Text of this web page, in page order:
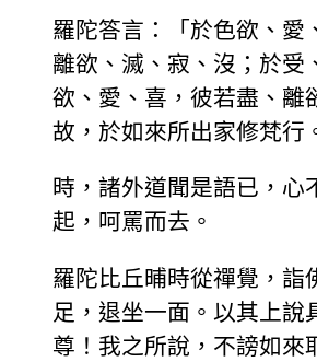
羅陀答言：「於色欲、愛
離欲、滅、寂、沒；於受
欲、愛、喜，彼若盡、離
故，於如來所出家修梵行
時，諸外道聞是語已，心
起，呵罵而去。
羅陀比丘晡時從禪覺，詣
足，退坐一面。以其上說
尊！我之所說，不謗如來